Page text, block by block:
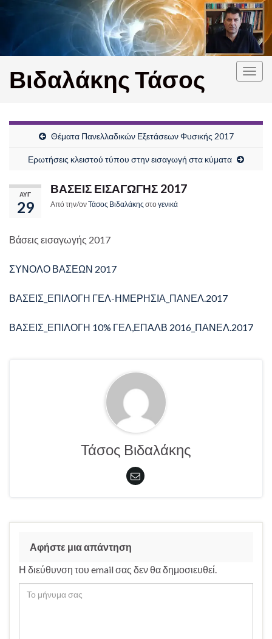
Βιδαλάκης Τάσος
Θέματα Πανελλαδικών Εξετάσεων Φυσικής 2017
Ερωτήσεις κλειστού τύπου στην εισαγωγή στα κύματα
ΑΥΓ
29
ΒΑΣΕΙΣ ΕΙΣΑΓΩΓΗΣ 2017
Από την/ονΤάσος Βιδαλάκης στογενικά
Βάσεις εισαγωγής 2017
ΣΥΝΟΛΟ ΒΑΣΕΩΝ 2017
ΒΑΣΕΙΣ_ΕΠΙΛΟΓΗ ΓΕΛ-ΗΜΕΡΗΣΙΑ_ΠΑΝΕΛ.2017
ΒΑΣΕΙΣ_ΕΠΙΛΟΓΗ 10% ΓΕΛ,ΕΠΑΛΒ 2016_ΠΑΝΕΛ.2017
Τάσος Βιδαλάκης
Αφήστε μια απάντηση
Η διεύθυνση του email σας δεν θα δημοσιευθεί.